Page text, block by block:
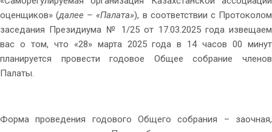
оценщиков» (далее – «Палата»), в соответствии с Протоколом
заседания Президиума № 1/25 от 17.03.2025 года извещаем
вас о том, что «28» марта 2025 года в 14 часов 00 минут
планируется провести годовое Общее собрание членов
Палаты.
Форма проведения годового Общего собрания – заочная,